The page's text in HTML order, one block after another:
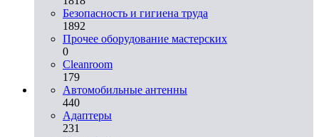
Безопасность и гигиена труда
1892
Прочее оборудование мастерских
0
Cleanroom
179
Автомобильные антенны
440
Адаптеры
231